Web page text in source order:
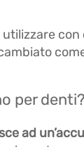
utilizzare
per denti?
ad